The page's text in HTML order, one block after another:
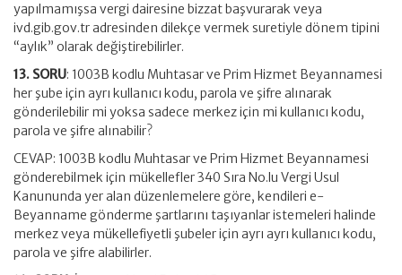
yapılmamışsa vergi dairesine bizzat başvurarak veya
ivd.gib.gov.tr adresinden dilekçe vermek suretiyle dönem tipini
“aylık” olarak değiştirebilirler.
13. SORU: 1003B kodlu Muhtasar ve Prim Hizmet Beyannamesi
her şube için ayrı kullanıcı kodu, parola ve şifre alınarak
gönderilebilir mi yoksa sadece merkez için mi kullanıcı kodu,
parola ve şifre alınabilir?
CEVAP: 1003B kodlu Muhtasar ve Prim Hizmet Beyannamesi
gönderebilmek için mükellefler 340 Sıra No.lu Vergi Usul
Kanununda yer alan düzenlemelere göre, kendileri e-
Beyanname gönderme şartlarını taşıyanlar istemeleri halinde
merkez veya mükellefiyetli şubeler için ayrı ayrı kullanıcı kodu,
parola ve şifre alabilirler.